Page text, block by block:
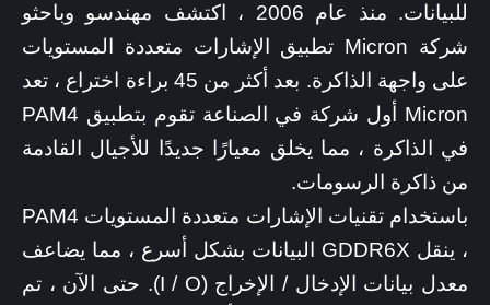
للبيانات. منذ عام 2006 ، اكتشف مهندسو وباحثو
شركة Micron تطبيق الإشارات متعددة المستويات
على واجهة الذاكرة. بعد أكثر من 45 براءة اختراع ، تعد
Micron أول شركة في الصناعة تقوم بتطبيق PAM4
في الذاكرة ، مما يخلق معيارًا جديدًا للأجيال القادمة
من ذاكرة الرسومات.
باستخدام تقنيات الإشارات متعددة المستويات PAM4
، ينقل GDDR6X البيانات بشكل أسرع ، مما يضاعف
معدل بيانات الإدخال / الإخراج (I / O). حتى الآن ، تم